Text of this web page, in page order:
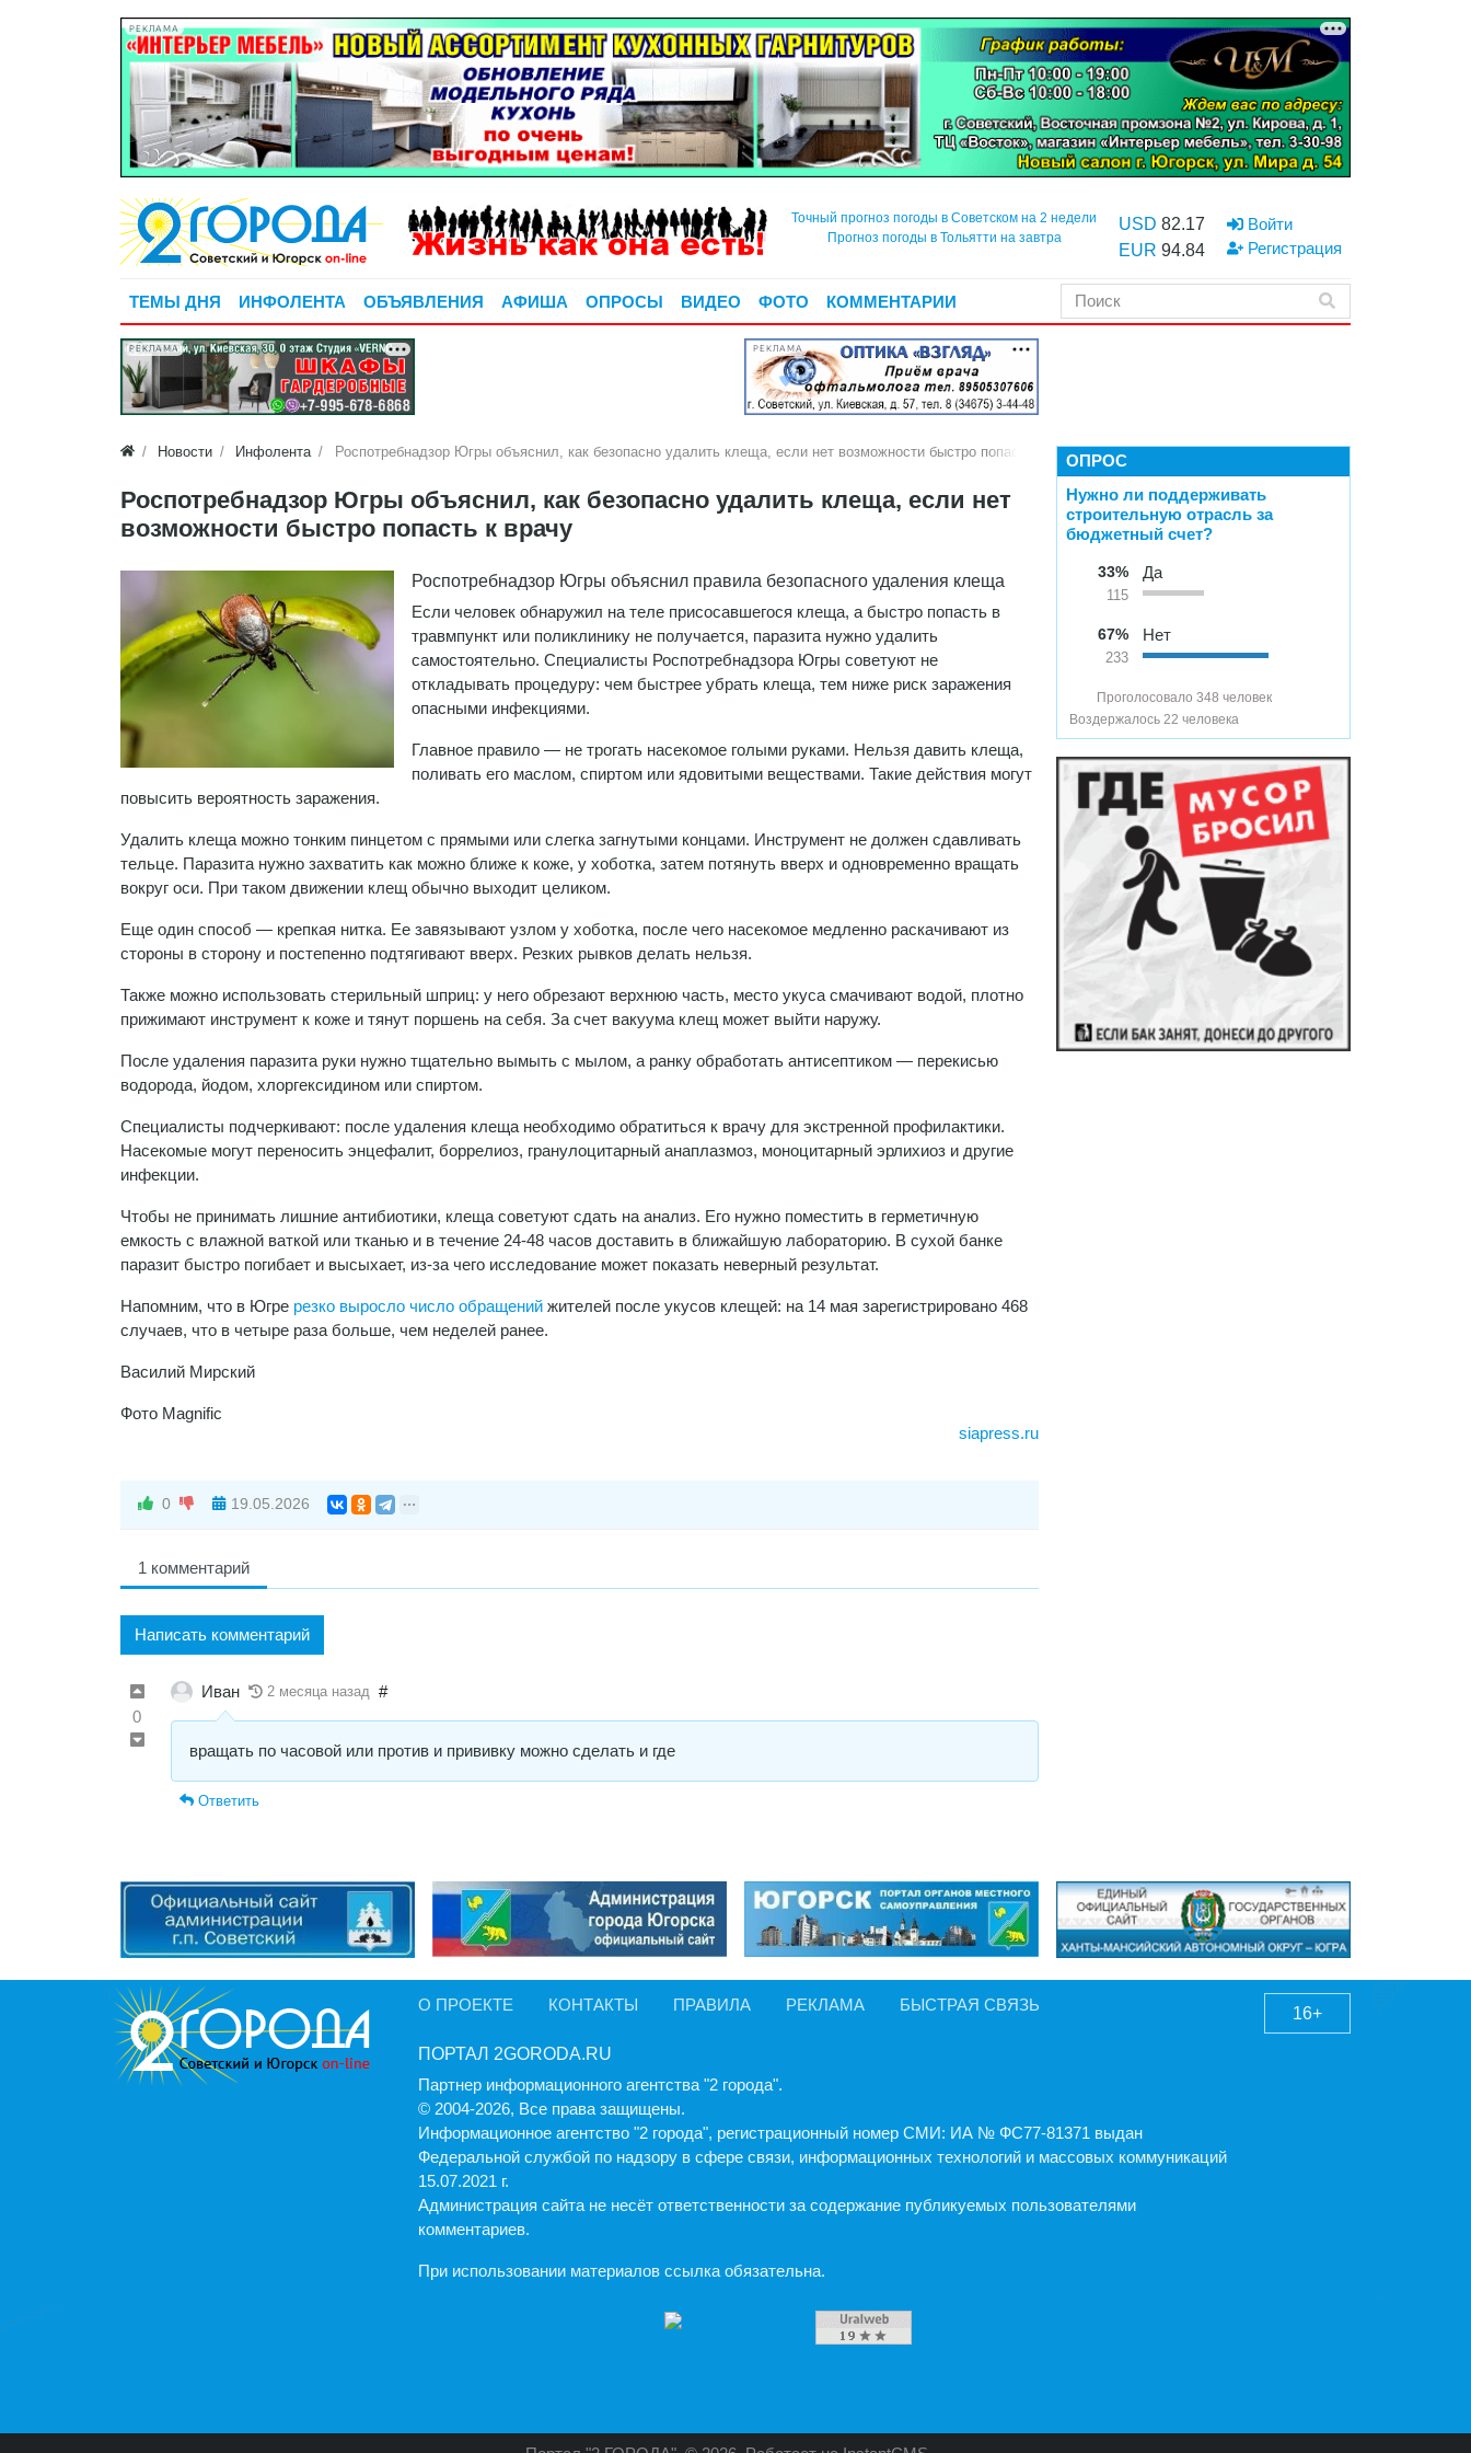
РЕКЛАМА
Точный прогноз погоды в Советском на 2 недели
Прогноз погоды в Тольятти на завтра
USD 82.17
EUR 94.84
Войти
Регистрация
ТЕМЫ ДНЯ ИНФОЛЕНТА ОБЪЯВЛЕНИЯ АФИША ОПРОСЫ ВИДЕО ФОТО КОММЕНТАРИИ
РЕКЛАМА РЕКЛАМА
Новости Инфолента Роспотребнадзор Югры объяснил, как безопасно удалить клеща, если нет возможности быстро попасть к врачу
Роспотребнадзор Югры объяснил, как безопасно удалить клеща, если нет
возможности быстро попасть к врачу
Роспотребнадзор Югры объяснил правила безопасного удаления клеща
Если человек обнаружил на теле присосавшегося клеща, а быстро попасть в
травмпункт или поликлинику не получается, паразита нужно удалить
самостоятельно. Специалисты Роспотребнадзора Югры советуют не
откладывать процедуру: чем быстрее убрать клеща, тем ниже риск заражения
опасными инфекциями.
Главное правило — не трогать насекомое голыми руками. Нельзя давить клеща,
поливать его маслом, спиртом или ядовитыми веществами. Такие действия могут
повысить вероятность заражения.
Удалить клеща можно тонким пинцетом с прямыми или слегка загнутыми концами. Инструмент не должен сдавливать
тельце. Паразита нужно захватить как можно ближе к коже, у хоботка, затем потянуть вверх и одновременно вращать
вокруг оси. При таком движении клещ обычно выходит целиком.
Еще один способ — крепкая нитка. Ее завязывают узлом у хоботка, после чего насекомое медленно раскачивают из
стороны в сторону и постепенно подтягивают вверх. Резких рывков делать нельзя.
Также можно использовать стерильный шприц: у него обрезают верхнюю часть, место укуса смачивают водой, плотно
прижимают инструмент к коже и тянут поршень на себя. За счет вакуума клещ может выйти наружу.
После удаления паразита руки нужно тщательно вымыть с мылом, а ранку обработать антисептиком — перекисью
водорода, йодом, хлоргексидином или спиртом.
Специалисты подчеркивают: после удаления клеща необходимо обратиться к врачу для экстренной профилактики.
Насекомые могут переносить энцефалит, боррелиоз, гранулоцитарный анаплазмоз, моноцитарный эрлихиоз и другие
инфекции.
Чтобы не принимать лишние антибиотики, клеща советуют сдать на анализ. Его нужно поместить в герметичную
емкость с влажной ваткой или тканью и в течение 24-48 часов доставить в ближайшую лабораторию. В сухой банке
паразит быстро погибает и высыхает, из-за чего исследование может показать неверный результат.
Напомним, что в Югре резко выросло число обращений жителей после укусов клещей: на 14 мая зарегистрировано 468
случаев, что в четыре раза больше, чем неделей ранее.
Василий Мирский
Фото Magnific
siapress.ru
0 19.05.2026
1 комментарий
Написать комментарий
0
Иван 2 месяца назад #
вращать по часовой или против и прививку можно сделать и где
Ответить
ОПРОС
Нужно ли поддерживать
строительную отрасль за
бюджетный счет?
33%
115
Да
67%
233
Нет
Проголосовало 348 человек
Воздержалось 22 человека
О ПРОЕКТЕ КОНТАКТЫ ПРАВИЛА РЕКЛАМА БЫСТРАЯ СВЯЗЬ
ПОРТАЛ 2GORODA.RU
Партнер информационного агентства "2 города".
© 2004-2026, Все права защищены.
Информационное агентство "2 города", регистрационный номер СМИ: ИА № ФС77-81371 выдан
Федеральной службой по надзору в сфере связи, информационных технологий и массовых коммуникаций
15.07.2021 г.
Администрация cайта не несёт ответственности за содержание публикуемых пользователями
комментариев.
При использовании материалов ссылка обязательна.
16+